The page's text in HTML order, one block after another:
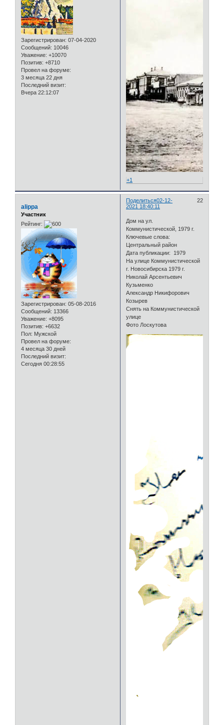
Зарегистрирован: 07-04-2020
Сообщений: 10046
Уважение: +10070
Позитив: +8710
Провел на форуме:
3 месяца 22 дня
Последний визит:
Вчера 22:12:07
+1
Поделиться 22
02-12-
2021 18:40:11
alippa
Участник
Рейтинг:
Зарегистрирован: 05-08-2016
Сообщений: 13366
Уважение: +8095
Позитив: +6632
Пол: Мужской
Провел на форуме:
4 месяца 30 дней
Последний визит:
Сегодня 00:28:55
Дом на ул.
Коммунистической, 1979 г.
Ключевые слова:
Центральный район
Дата публикации: 1979
На улице Коммунистической
г. Новосибирска 1979 г.
Николай Арсентьевич
Кузьменко
Александр Никифорович
Козырев
Снять на Коммунистической
улице
Фото Лоскутова